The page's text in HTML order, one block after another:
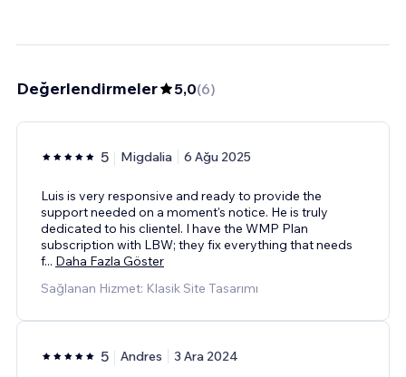
Değerlendirmeler 5,0(6)
5 Migdalia 6 Ağu 2025
Luis is very responsive and ready to provide the
support needed on a moment's notice. He is truly
dedicated to his clientel. I have the WMP Plan
subscription with LBW; they fix everything that needs
f... Daha Fazla Göster
Sağlanan Hizmet: Klasik Site Tasarımı
5 Andres 3 Ara 2024